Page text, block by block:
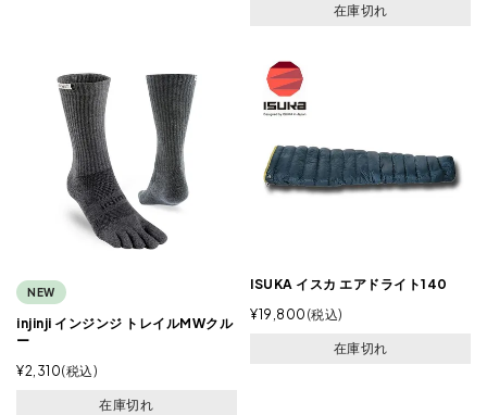
在庫切れ
NEW
injinji インジンジ トレイルMWクル
ー
¥2,310 税込
在庫切れ
ISUKA イスカ エアドライト140
¥19,800 税込
在庫切れ